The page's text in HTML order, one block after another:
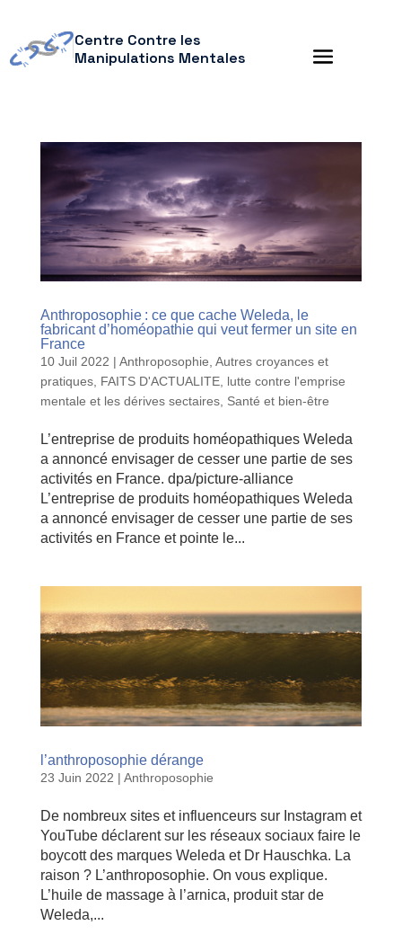
Centre Contre les
Manipulations Mentales
Anthroposophie : ce que cache Weleda, le
fabricant d’homéopathie qui veut fermer un site en
France
10 Juil 2022 | Anthroposophie, Autres croyances et
pratiques, FAITS D'ACTUALITE, lutte contre l'emprise
mentale et les dérives sectaires, Santé et bien-être
L’entreprise de produits homéopathiques Weleda
a annoncé envisager de cesser une partie de ses
activités en France. dpa/picture-alliance
L’entreprise de produits homéopathiques Weleda
a annoncé envisager de cesser une partie de ses
activités en France et pointe le...
l’anthroposophie dérange
23 Juin 2022 | Anthroposophie
De nombreux sites et influenceurs sur Instagram et
YouTube déclarent sur les réseaux sociaux faire le
boycott des marques Weleda et Dr Hauschka. La
raison ? L’anthroposophie. On vous explique.
L’huile de massage à l’arnica, produit star de
Weleda,...